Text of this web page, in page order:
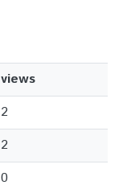
views
2
2
0